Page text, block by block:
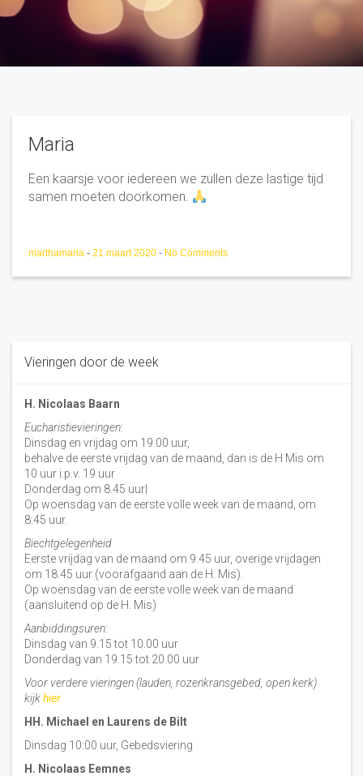
Maria
Een kaarsje voor iedereen we zullen deze lastige tijd
samen moeten doorkomen.
marthamaria - 21 maart 2020 - No Comments
Vieringen door de week
H. Nicolaas Baarn
Eucharistievieringen:
Dinsdag en vrijdag om 19.00 uur,
behalve de eerste vrijdag van de maand, dan is de H Mis om
10 uur i.p.v. 19 uur
Donderdag om 8.45 uur|
Op woensdag van de eerste volle week van de maand, om
8:45 uur.
Biechtgelegenheid
Eerste vrijdag van de maand om 9.45 uur, overige vrijdagen
om 18.45 uur (voorafgaand aan de H. Mis).
Op woensdag van de eerste volle week van de maand
(aansluitend op de H. Mis)
Aanbiddingsuren:
Dinsdag van 9.15 tot 10.00 uur
Donderdag van 19.15 tot 20.00 uur
Voor verdere vieringen (lauden, rozenkransgebed, open kerk)
kijkhier
HH. Michael en Laurens de Bilt
Dinsdag 10:00 uur, Gebedsviering
H. Nicolaas Eemnes